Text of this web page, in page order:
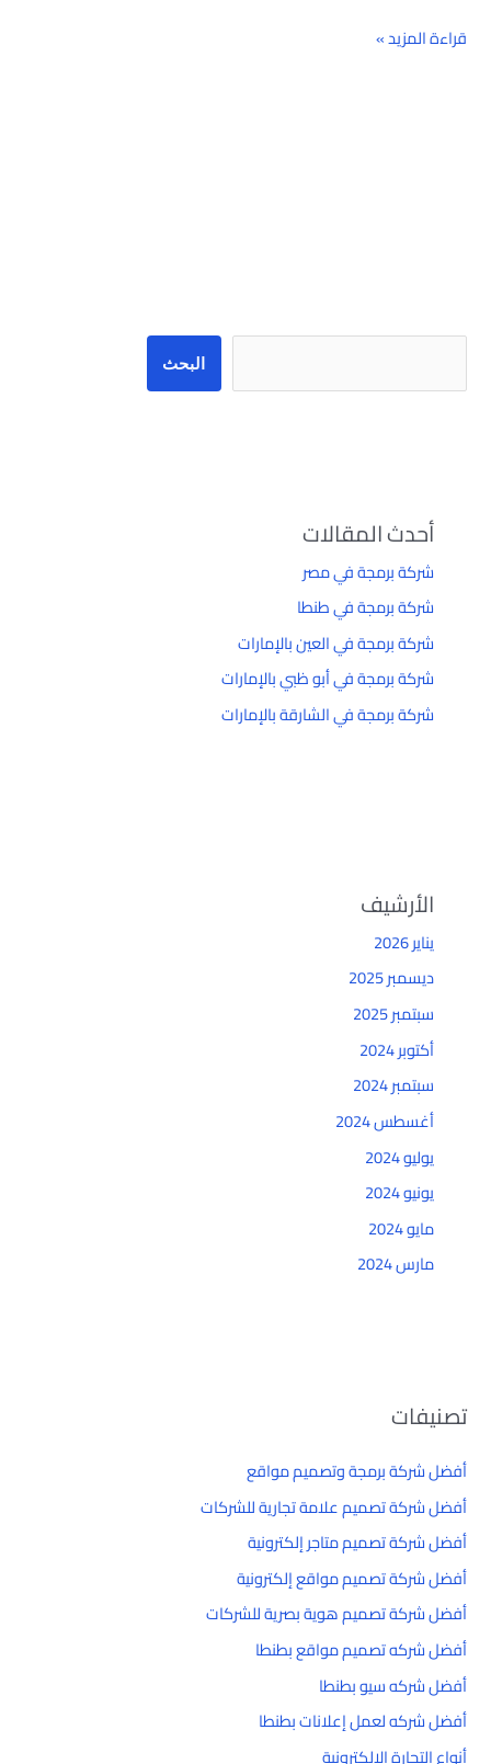
قراءة المزيد »
البحث
أحدث المقالات
شركة برمجة في مصر
شركة برمجة في طنطا
شركة برمجة في العين بالإمارات
شركة برمجة في أبو ظبي بالإمارات
شركة برمجة في الشارقة بالإمارات
الأرشيف
يناير 2026
ديسمبر 2025
سبتمبر 2025
أكتوبر 2024
سبتمبر 2024
أغسطس 2024
يوليو 2024
يونيو 2024
مايو 2024
مارس 2024
تصنيفات
أفضل شركة برمجة وتصميم مواقع
أفضل شركة تصميم علامة تجارية للشركات
أفضل شركة تصميم متاجر إلكترونية
أفضل شركة تصميم مواقع إلكترونية
أفضل شركة تصميم هوية بصرية للشركات
أفضل شركه تصميم مواقع بطنطا
أفضل شركه سيو بطنطا
أفضل شركه لعمل إعلانات بطنطا
أنواع التجارة الإلكترونية